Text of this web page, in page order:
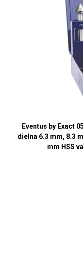
Eventus by Exact
dielna 6.3 mm, 8.3
mm HSS